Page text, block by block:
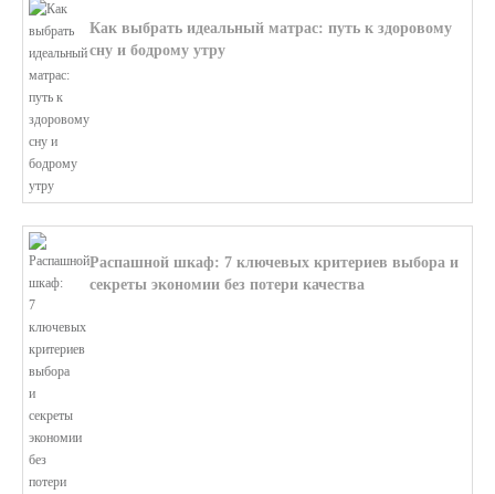
Как выбрать идеальный матрас: путь к здоровому
сну и бодрому утру
Распашной шкаф: 7 ключевых критериев выбора и
секреты экономии без потери качества